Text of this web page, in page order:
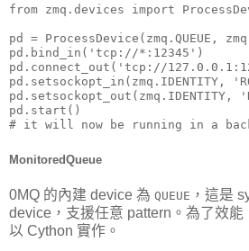
from zmq.devices import
pd = ProcessDevice(zmq.QUEUE,
pd.bind_in('tcp://*:12345')
pd.connect_out('tcp://
pd.setsockopt_in(zmq.IDENTITY,
pd.setsockopt_out(zmq.IDENTITY,
pd.start()
# it will now be running in a
MonitoredQueue
0MQ 的內建 device 為 QUEUE ，這是
device，支援任意 pattern。為了效能
以 Cython 實作。